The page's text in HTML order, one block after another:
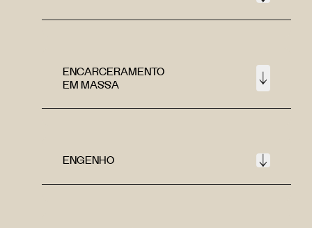
ENCARCERAMENTO
EM MASSA
ENGENHO